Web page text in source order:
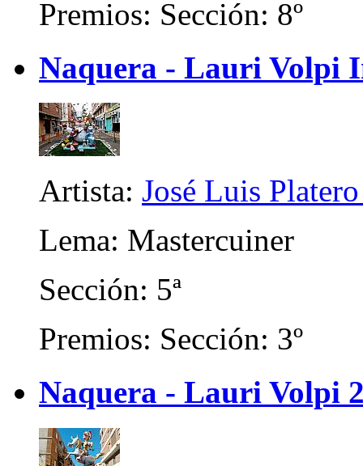
Premios: Sección: 8º
Naquera - Lauri Volpi
Artista: José Luis
Lema: Mastercuiner
Sección: 5ª
Premios: Sección: 3º
Naquera - Lauri Volpi